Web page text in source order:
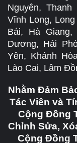
Nguyên,
Vĩnh Long,
Bái, Hà
Dương, Hải
Yên, Khánh
Lào Cai, Lâm
Nhằm Đảm
Tác Viên và
Cộng Đồng
Chỉnh Sửa,
Cộng Đồng